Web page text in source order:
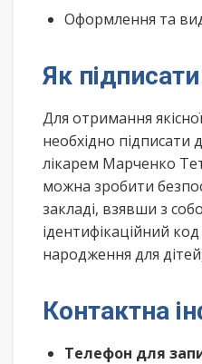
Оформлення та
Як
Для отримання
необхідно підписати
лікарем Марченко
можна зробити
закладі, взявши з
ідентифікаційний
народження для
Контактна
Телефон для